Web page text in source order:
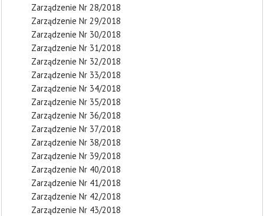
Zarządzenie Nr 28/2018
Zarządzenie Nr 29/2018
Zarządzenie Nr 30/2018
Zarządzenie Nr 31/2018
Zarządzenie Nr 32/2018
Zarządzenie Nr 33/2018
Zarządzenie Nr 34/2018
Zarządzenie Nr 35/2018
Zarządzenie Nr 36/2018
Zarządzenie Nr 37/2018
Zarządzenie Nr 38/2018
Zarządzenie Nr 39/2018
Zarządzenie Nr 40/2018
Zarządzenie Nr 41/2018
Zarządzenie Nr 42/2018
Zarządzenie Nr 43/2018